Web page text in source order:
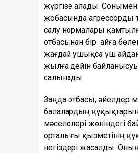
жүргізе алады. Сонымен
жобасында агрессорды
салу нормалары
отбасынан бір айға
жағдай ушықса үш
жылға дейін
салынады.
Заңда отбасы, әйелдер
балалардың
мәселелері жөніндегі
орталығы қызметінің
негіздері жасалды.